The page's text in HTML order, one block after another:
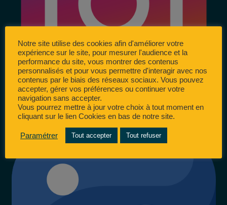
Notre site utilise des cookies afin d'améliorer votre
expérience sur le site, pour mesurer l'audience et la
performance du site, vous montrer des contenus
personnalisés et pour vous permettre d'interagir avec nos
contenus par le biais des réseaux sociaux. Vous pouvez
accepter, gérer vos préférences ou continuer votre
navigation sans accepter.
Vous pourrez mettre à jour votre choix à tout moment en
cliquant sur le lien Cookies en bas de notre site.
Paramétrer Tout accepter Tout refuser